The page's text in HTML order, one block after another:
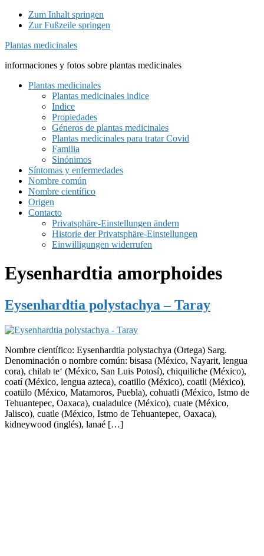
Zum Inhalt springen
Zur Fußzeile springen
Plantas medicinales
informaciones y fotos sobre plantas medicinales
Plantas medicinales
Plantas medicinales indice
Indice
Propiedades
Géneros de plantas medicinales
Plantas medicinales para tratar Covid
Familia
Sinónimos
Síntomas y enfermedades
Nombre común
Nombre científico
Origen
Contacto
Privatsphäre-Einstellungen ändern
Historie der Privatsphäre-Einstellungen
Einwilligungen widerrufen
Eysenhardtia amorphoides
Eysenhardtia polystachya – Taray
Nombre científico: Eysenhardtia polystachya (Ortega) Sarg.
Denominación o nombre común: bisasa (México, Nayarit, lengua
cora), chilab te‘ (México, San Luis Potosí), chiquiliche (México),
coatí (México, lengua azteca), coatillo (México), coatli (México),
coatülo (México, Matamoros, Puebla), cohuatli (México, Istmo de
Tehuantepec, Oaxaca), cualadulce (México), cuate (México,
Jalisco), cuatle (México, Istmo de Tehuantepec, Oaxaca),
kidneywood (inglés), lanaé […]